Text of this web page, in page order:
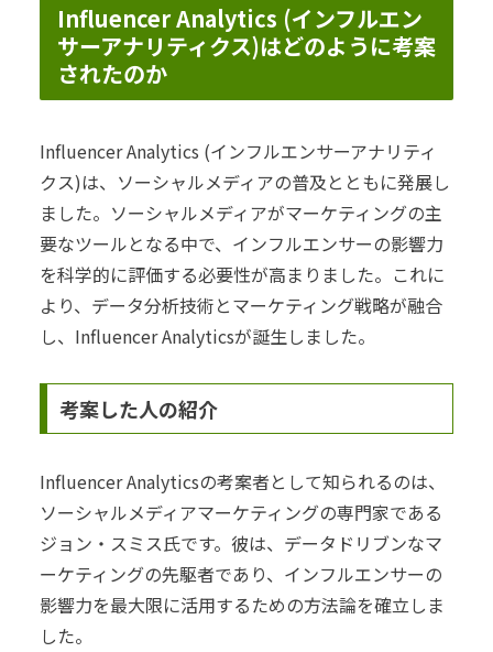
Influencer Analytics (インフルエン
サーアナリティクス)はどのように考案
されたのか
Influencer Analytics (インフルエンサーアナリティ
クス)は、ソーシャルメディアの普及とともに発展し
ました。ソーシャルメディアがマーケティングの主
要なツールとなる中で、インフルエンサーの影響力
を科学的に評価する必要性が高まりました。これに
より、データ分析技術とマーケティング戦略が融合
し、Influencer Analyticsが誕生しました。
考案した人の紹介
Influencer Analyticsの考案者として知られるのは、
ソーシャルメディアマーケティングの専門家である
ジョン・スミス氏です。彼は、データドリブンなマ
ーケティングの先駆者であり、インフルエンサーの
影響力を最大限に活用するための方法論を確立しま
した。